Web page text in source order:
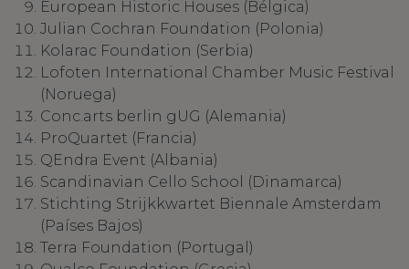
European Historic Houses (Bélgica)
Julian Cochran Foundation (Polonia)
Kolarac Foundation (Serbia)
Lofoten International Chamber Music Festival
(Noruega)
Conc.arts berlin gUG (Alemania)
ProQuartet (Francia)
QEndra Event (Albania)
Scandinavian Cello School (Dinamarca)
Stichting Strijkkwartet Biennale Amsterdam
(Países Bajos)
Terra Foundation (Portugal)